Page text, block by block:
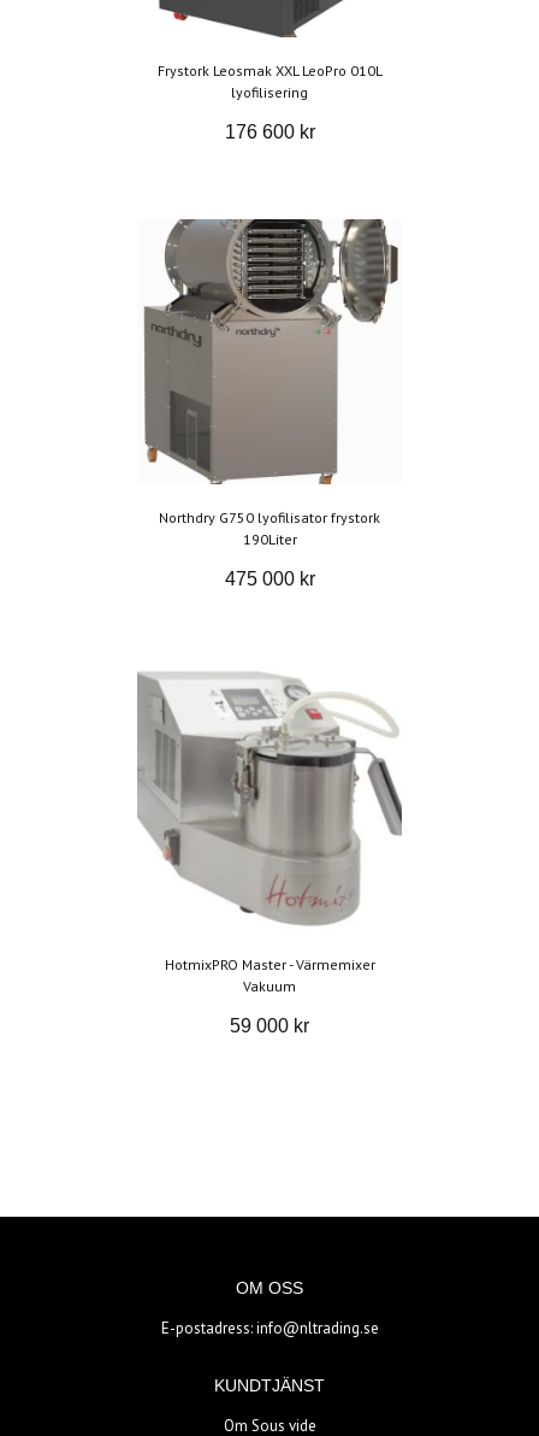
Frystork Leosmak XXL LeoPro 010L
lyofilisering
176 600 kr
Northdry G750 lyofilisator frystork
190Liter
475 000 kr
HotmixPRO Master - Värmemixer
Vakuum
59 000 kr
OM OSS
E-postadress:info@nltrading.se
KUNDTJÄNST
Om Sous vide